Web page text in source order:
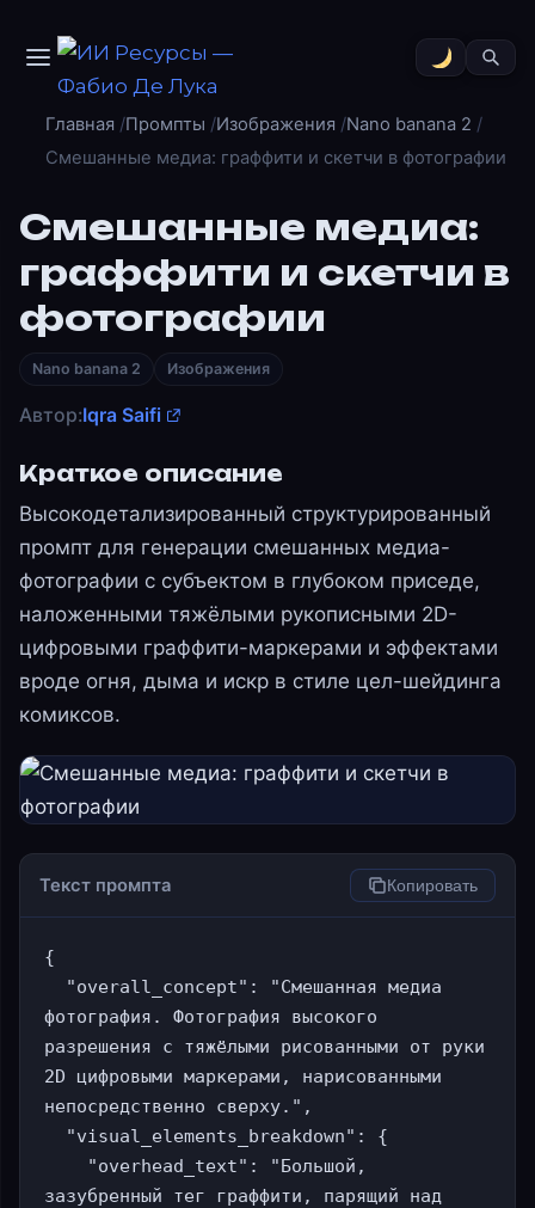
Главная Промпты Изображения
Nano banana 2
Смешанные медиа: граффити и скетчи в фотографии
Смешанные медиа:
граффити и скетчи в
фотографии
Nano banana 2 Изображения
Автор:Iqra Saifi
Краткое описание
Высокодетализированный структурированный
промпт для генерации смешанных медиа-
фотографии с субъектом в глубоком приседе,
наложенными тяжёлыми рукописными 2D-
цифровыми граффити-маркерами и эффектами
вроде огня, дыма и искр в стиле цел-шейдинга
комиксов.
Текст промпта Копировать
{
фотография. Фотография высокого
разрешения с тяжёлыми рисованными от руки
2D цифровыми маркерами, нарисованными
непосредственно сверху.",
зазубренный тег граффити, парящий над